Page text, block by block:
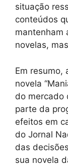
situação
conteúdos
mantenham
novelas,
Em resumo,
novela
do mercado
parte da
efeitos em
do Jornal
das
sua novela